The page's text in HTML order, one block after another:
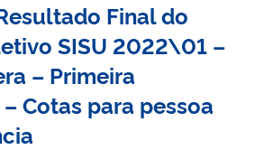
Final do
SISU 2022\01 –
– Primeira
Cotas para pessoa